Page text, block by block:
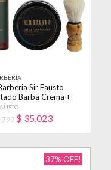
Sir Fausto
Barba Crema +
Shave
$ 35,023
37% OFF!